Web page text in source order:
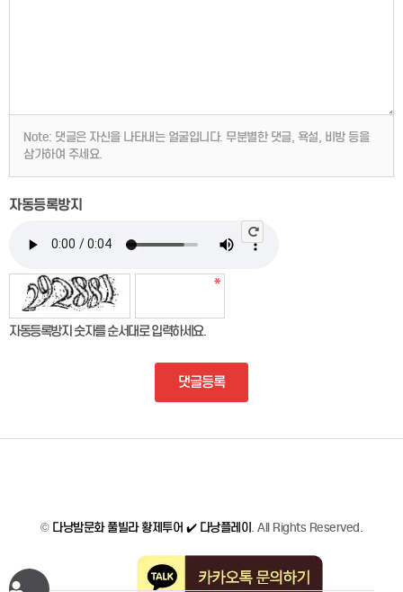
Note: 댓글은 자신을 나타내는 얼굴입니다. 무분별한 댓글, 욕설, 비방 등을
삼가하여 주세요.
자동등록방지
자동등록방지 숫자를 순서대로 입력하세요.
댓글등록
© 다낭밤문화 풀빌라 황제투어 ✔️ 다낭플레이 . All Rights Reserved.